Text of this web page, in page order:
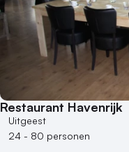
Restaurant Havenrijk
Uitgeest
24 - 80 personen